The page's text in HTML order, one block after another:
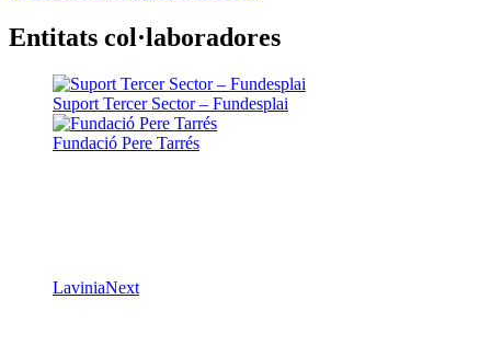
Entitats col·laboradores
Suport Tercer Sector – Fundesplai
Fundació Pere Tarrés